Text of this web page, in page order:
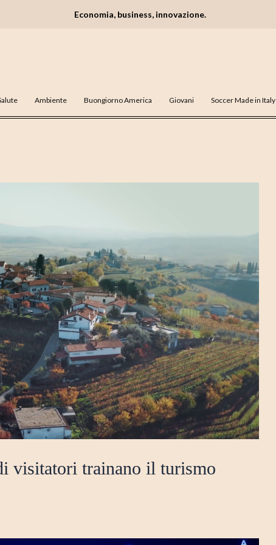
Economia, business, innovazione.
Ambiente Buongiorno America Giovani Soccer Made in Italy
visitatori trainano il turismo